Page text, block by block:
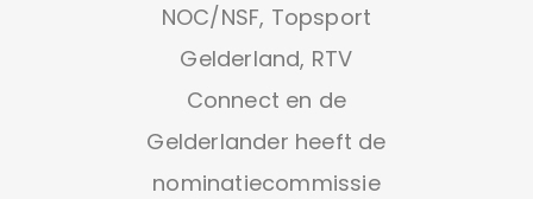
NOC/NSF, Topsport
Gelderland, RTV
Connect en de
Gelderlander heeft de
nominatiecommissie